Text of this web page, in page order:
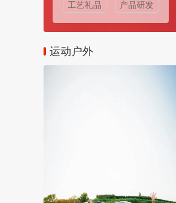
工艺礼品 产品研发
运动户外